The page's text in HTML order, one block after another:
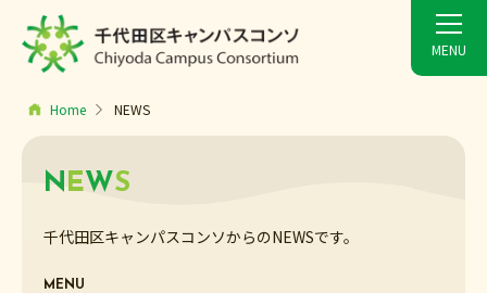
Home NEWS
NEWS
千代田区キャンパスコンソからのNEWSです。
MENU